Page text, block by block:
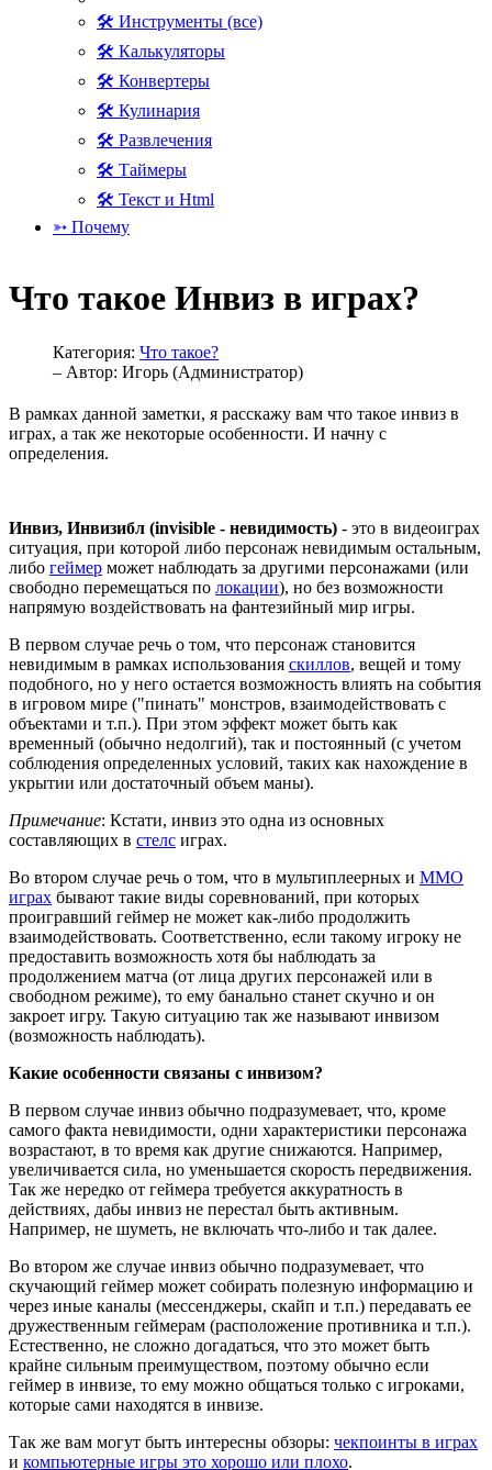
🛠 Инструменты (все)
🛠 Калькуляторы
🛠 Конвертеры
🛠 Кулинария
🛠 Развлечения
🛠 Таймеры
🛠 Текст и Html
➳ Почему
Что такое Инвиз в играх?
Категория: Что такое?
– Автор: Игорь (Администратор)
В рамках данной заметки, я расскажу вам что такое инвиз в
играх, а так же некоторые особенности. И начну с
определения.
Инвиз, Инвизибл (invisible - невидимость) - это в видеоиграх
ситуация, при которой либо персонаж невидимым остальным,
либо геймер может наблюдать за другими персонажами (или
свободно перемещаться по локации), но без возможности
напрямую воздействовать на фантезийный мир игры.
В первом случае речь о том, что персонаж становится
невидимым в рамках использования скиллов, вещей и тому
подобного, но у него остается возможность влиять на события
в игровом мире ("пинать" монстров, взаимодействовать с
объектами и т.п.). При этом эффект может быть как
временный (обычно недолгий), так и постоянный (с учетом
соблюдения определенных условий, таких как нахождение в
укрытии или достаточный объем маны).
Примечание: Кстати, инвиз это одна из основных
составляющих в стелс играх.
Во втором случае речь о том, что в мультиплеерных и ММО
играх бывают такие виды соревнований, при которых
проигравший геймер не может как-либо продолжить
взаимодействовать. Соответственно, если такому игроку не
предоставить возможность хотя бы наблюдать за
продолжением матча (от лица других персонажей или в
свободном режиме), то ему банально станет скучно и он
закроет игру. Такую ситуацию так же называют инвизом
(возможность наблюдать).
Какие особенности связаны с инвизом?
В первом случае инвиз обычно подразумевает, что, кроме
самого факта невидимости, одни характеристики персонажа
возрастают, в то время как другие снижаются. Например,
увеличивается сила, но уменьшается скорость передвижения.
Так же нередко от геймера требуется аккуратность в
действиях, дабы инвиз не перестал быть активным.
Например, не шуметь, не включать что-либо и так далее.
Во втором же случае инвиз обычно подразумевает, что
скучающий геймер может собирать полезную информацию и
через иные каналы (мессенджеры, скайп и т.п.) передавать ее
дружественным геймерам (расположение противника и т.п.).
Естественно, не сложно догадаться, что это может быть
крайне сильным преимуществом, поэтому обычно если
геймер в инвизе, то ему можно общаться только с игроками,
которые сами находятся в инвизе.
Так же вам могут быть интересны обзоры: чекпоинты в играх
и компьютерные игры это хорошо или плохо.